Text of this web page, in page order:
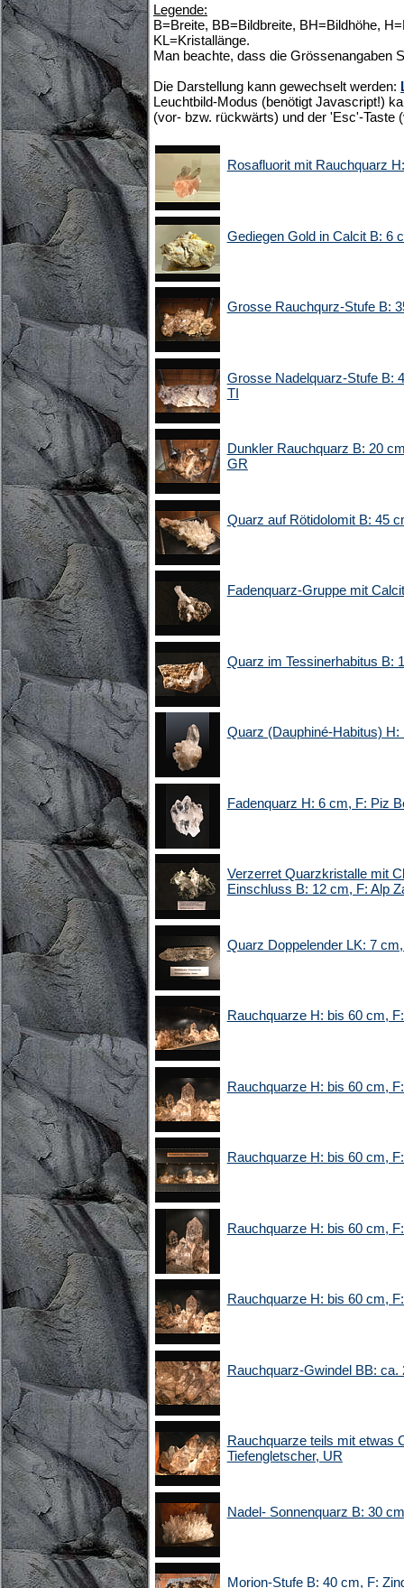
Legende:
B=Breite, BB=Bildbreite, BH=Bildhöhe,
KL=Kristallänge.
Man beachte, dass die Grössenangaben
Die Darstellung kann gewechselt werden:
Leuchtbild-Modus (benötigt Javascript!)
(vor- bzw. rückwärts) und der 'Esc'-Taste
Rosafluorit mit Rauchquarz
Gediegen Gold in Calcit B: 6
Grosse Rauchqurz-Stufe B:
Grosse Nadelquarz-Stufe B:
TI
Dunkler Rauchquarz B: 20
GR
Quarz auf Rötidolomit B: 45
Fadenquarz-Gruppe mit
Quarz im Tessinerhabitus B:
Quarz (Dauphiné-Habitus)
Fadenquarz H: 6 cm, F: Piz
Verzerret Quarzkristalle mit
Einschluss B: 12 cm, F: Alp
Quarz Doppelender LK: 7
Rauchquarze H: bis 60 cm,
Rauchquarze H: bis 60 cm,
Rauchquarze H: bis 60 cm,
Rauchquarze H: bis 60 cm,
Rauchquarze H: bis 60 cm,
Rauchquarz-Gwindel BB:
Rauchquarze teils mit etwas
Tiefengletscher, UR
Nadel- Sonnenquarz B: 30
Morion-Stufe B: 40 cm, F: